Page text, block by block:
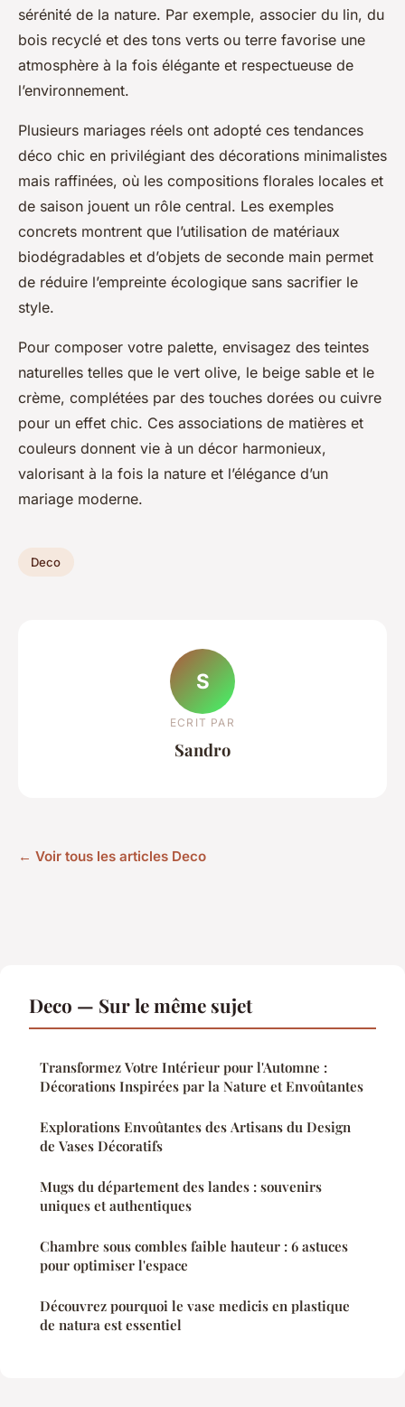
sérénité de la nature. Par exemple, associer du lin, du
bois recyclé et des tons verts ou terre favorise une
atmosphère à la fois élégante et respectueuse de
l’environnement.
Plusieurs mariages réels ont adopté ces tendances
déco chic en privilégiant des décorations minimalistes
mais raffinées, où les compositions florales locales et
de saison jouent un rôle central. Les exemples
concrets montrent que l’utilisation de matériaux
biodégradables et d’objets de seconde main permet
de réduire l’empreinte écologique sans sacrifier le
style.
Pour composer votre palette, envisagez des teintes
naturelles telles que le vert olive, le beige sable et le
crème, complétées par des touches dorées ou cuivre
pour un effet chic. Ces associations de matières et
couleurs donnent vie à un décor harmonieux,
valorisant à la fois la nature et l’élégance d’un
mariage moderne.
Deco
S
ECRIT PAR
Sandro
← Voir tous les articles Deco
Deco — Sur le même sujet
Transformez Votre Intérieur pour l'Automne :
Décorations Inspirées par la Nature et Envoûtantes
Explorations Envoûtantes des Artisans du Design
de Vases Décoratifs
Mugs du département des landes : souvenirs
uniques et authentiques
Chambre sous combles faible hauteur : 6 astuces
pour optimiser l'espace
Découvrez pourquoi le vase medicis en plastique
de natura est essentiel